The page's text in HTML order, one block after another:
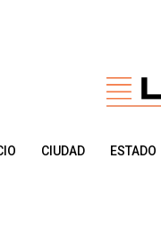
CIUDAD ESTADO